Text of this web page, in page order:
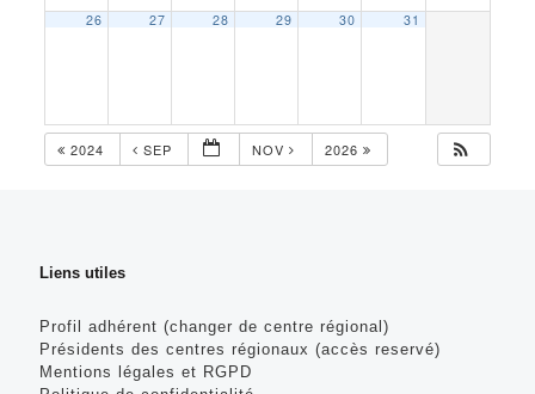
26 27 28 29 30 31
2024 SEP NOV 2026
Liens utiles
Profil adhérent (changer de centre régional)
Présidents des centres régionaux (accès reservé)
Mentions légales et RGPD